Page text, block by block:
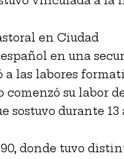
en Ciudad
en una
a las labores
comenzó su labor
sostuvo durante 13
donde tuvo